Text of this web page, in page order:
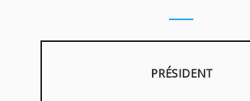
PRÉSIDENT